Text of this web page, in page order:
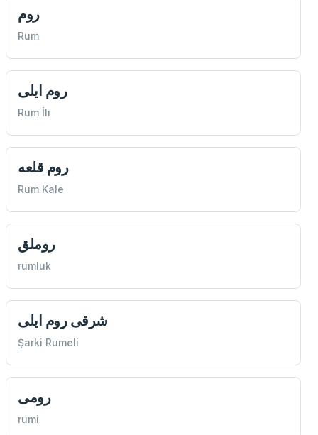
روم
Rum
روم ايلی
Rum İli
روم قلعه
Rum Kale
روملق
rumluk
شرقی روم ايلی
Şarki Rumeli
رومی
rumi